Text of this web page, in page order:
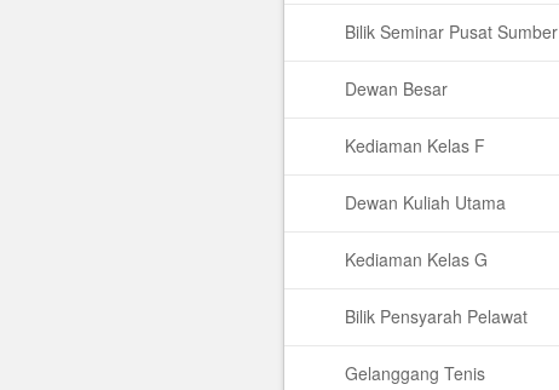
Bilik Seminar Pusat Sumber
Dewan Besar
Kediaman Kelas F
Dewan Kuliah Utama
Kediaman Kelas G
Bilik Pensyarah Pelawat
Gelanggang Tenis